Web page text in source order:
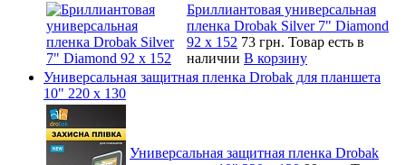
Бриллиантовая универсальная
пленка Drobak Silver 7" Diamond
92 х 152 73 грн. Товар есть в
наличии В корзину
Универсальная защитная пленка Drobak для планшета
10" 220 x 130
Универсальная защитная пленка Drobak